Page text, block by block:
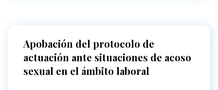
Apobación del protocolo de
actuación ante situaciones de acoso
sexual en el ámbito laboral